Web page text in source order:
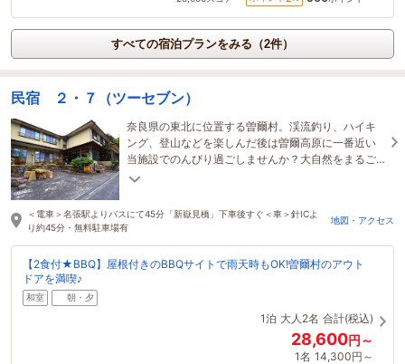
すべての宿泊プランをみる（2件）
民宿 ２・７（ツーセブン）
奈良県の東北に位置する曽爾村。渓流釣り、ハイキ
ング、登山などを楽しんだ後は曽爾高原に一番近い
当施設でのんびり過ごしませんか？大自然をまるご
と味わい、ゆったり流れる時間をお届けします。
＜電車＞名張駅よりバスにて45分「新嶽見橋」下車後すぐ＜車＞針ICよ
り約45分・無料駐車場有
地図・アクセス
【2食付★BBQ】屋根付きのBBQサイトで雨天時もOK!曽爾村のアウト
ドアを満喫♪
和室 朝・夕
1泊 大人2名 合計(税込)
28,600円～
1名 14,300円～